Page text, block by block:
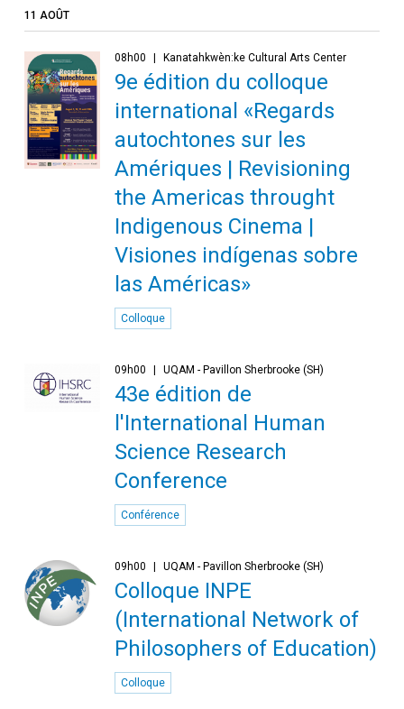
11 AOÛT
08h00 Kanatahkwèn:ke Cultural Arts Center
9e édition du colloque
international «Regards
autochtones sur les
Amériques | Revisioning
the Americas throught
Indigenous Cinema |
Visiones indígenas sobre
las Américas»
Colloque
09h00 UQAM - Pavillon Sherbrooke (SH)
43e édition de
l'International Human
Science Research
Conference
Conférence
09h00 UQAM - Pavillon Sherbrooke (SH)
Colloque INPE
(International Network of
Philosophers of Education)
Colloque